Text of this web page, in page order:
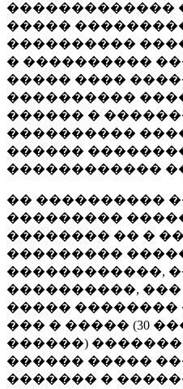
�������������
�����
����������
� ����������
����� ����
����������
������ �
����������
������
������������
�� ����������
���������
�������� �� �
���������
������������,
����������,
����� ��������
��� � ����� (30
������)
������ �����
������� �